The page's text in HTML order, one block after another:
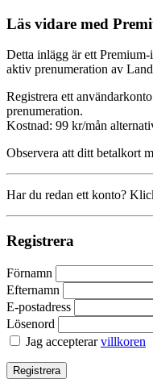
Läs vidare med
Detta inlägg är ett Premium-
aktiv prenumeration av
Registrera ett
prenumeration.
Kostnad: 99 kr/mån
Observera att ditt betalkort
Har du redan ett konto?
Registrera
Förnamn
Efternamn
E-postadress
Lösenord
Jag accepterarvillkoren